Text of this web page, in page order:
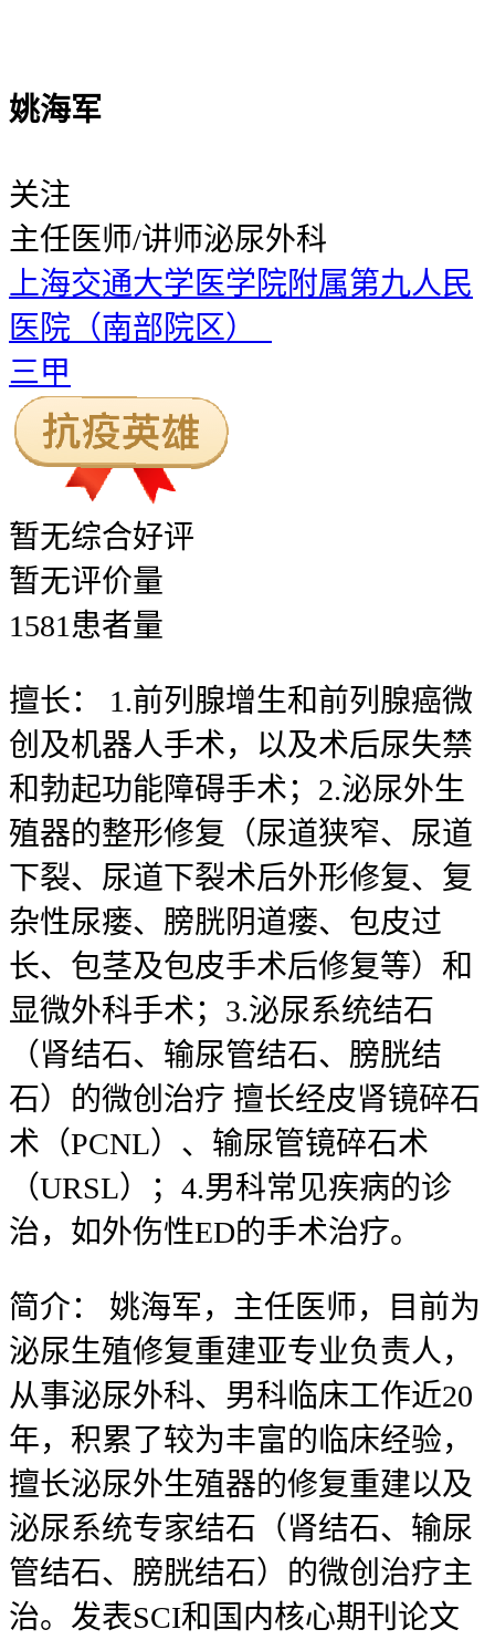
姚海军
关注
主任医师/讲师泌尿外科
上海交通大学医学院附属第九人民
医院（南部院区）
三甲
暂无综合好评
暂无评价量
1581患者量
擅长：
1.前列腺增生和前列腺癌微
创及机器人手术，以及术后尿失禁
和勃起功能障碍手术；2.泌尿外生
殖器的整形修复（尿道狭窄、尿道
下裂、尿道下裂术后外形修复、复
杂性尿瘘、膀胱阴道瘘、包皮过
长、包茎及包皮手术后修复等）和
显微外科手术；3.泌尿系统结石
（肾结石、输尿管结石、膀胱结
石）的微创治疗 擅长经皮肾镜碎石
术（PCNL）、输尿管镜碎石术
（URSL）；4.男科常见疾病的诊
治，如外伤性ED的手术治疗。
简介：
姚海军，主任医师，目前为
泌尿生殖修复重建亚专业负责人，
从事泌尿外科、男科临床工作近20
年，积累了较为丰富的临床经验，
擅长泌尿外生殖器的修复重建以及
泌尿系统专家结石（肾结石、输尿
管结石、膀胱结石）的微创治疗主
治。发表SCI和国内核心期刊论文